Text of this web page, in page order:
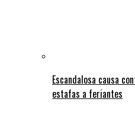
Escandalosa causa
estafas a feriantes